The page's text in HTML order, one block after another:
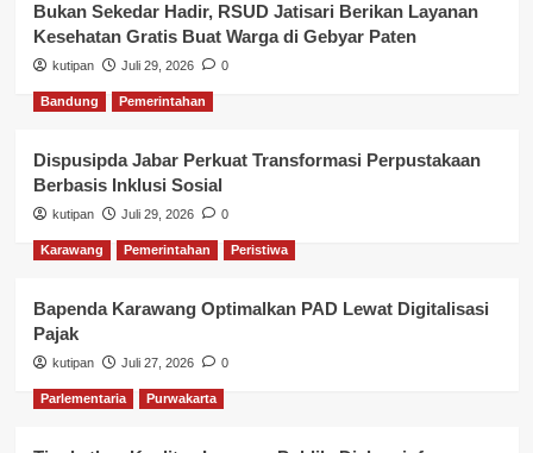
Bukan Sekedar Hadir, RSUD Jatisari Berikan Layanan
Kesehatan Gratis Buat Warga di Gebyar Paten
kutipan Juli 29, 2026 0
Bandung Pemerintahan
Dispusipda Jabar Perkuat Transformasi Perpustakaan
Berbasis Inklusi Sosial
kutipan Juli 29, 2026 0
Karawang Pemerintahan Peristiwa
Bapenda Karawang Optimalkan PAD Lewat Digitalisasi
Pajak
kutipan Juli 27, 2026 0
Parlementaria Purwakarta